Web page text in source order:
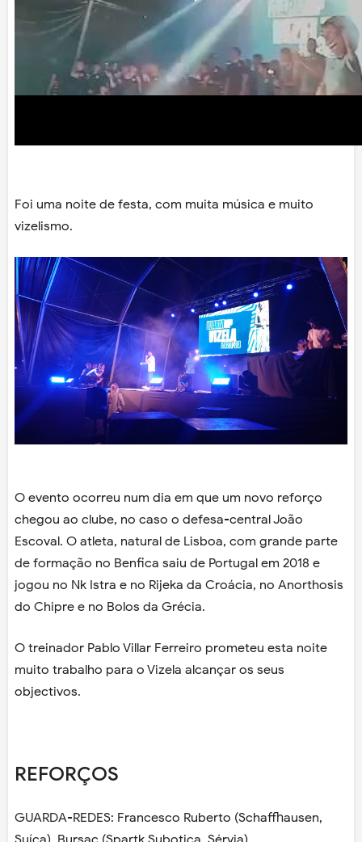
Foi uma noite de festa, com muita música e muito
vizelismo.
O evento ocorreu num dia em que um novo reforço
chegou ao clube, no caso o defesa-central João
Escoval. O atleta, natural de Lisboa, com grande parte
de formação no Benfica saiu de Portugal em 2018 e
jogou no Nk Istra e no Rijeka da Croácia, no Anorthosis
do Chipre e no Bolos da Grécia.
O treinador Pablo Villar Ferreiro prometeu esta noite
muito trabalho para o Vizela alcançar os seus
objectivos.
REFORÇOS
GUARDA-REDES: Francesco Ruberto (Schaffhausen,